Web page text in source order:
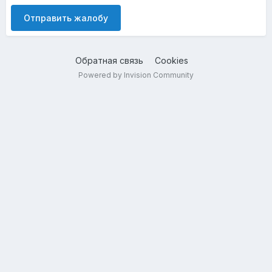
Отправить жалобу
Обратная связь Cookies
Powered by Invision Community